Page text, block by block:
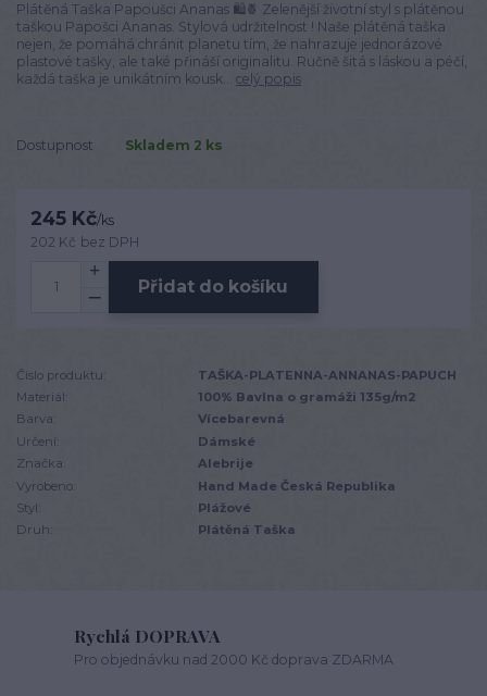
Plátěná Taška Papoušci Ananas 🛍️🍍 Zelenější životní styl s plátěnou
taškou Papošci Ananas. Stylová udržitelnost ! Naše plátěná taška
nejen, že pomáhá chránit planetu tím, že nahrazuje jednorázové
plastové tašky, ale také přináší originalitu. Ručně šitá s láskou a péčí,
každá taška je unikátním kousk... celý popis
Dostupnost Skladem 2 ks
245 Kč/ks
202 Kč bez DPH
Přidat do košíku
Číslo produktu:
TAŠKA-PLATENNA-ANNANAS-PAPUCH
Materiál:
100% Bavlna o gramáži 135g/m2
Barva:
Vícebarevná
Určení:
Dámské
Značka:
Alebrije
Vyrobeno:
Hand Made Česká Republika
Styl:
Plážové
Druh:
Plátěná Taška
Rychlá DOPRAVA
Pro objednávku nad 2000 Kč doprava ZDARMA